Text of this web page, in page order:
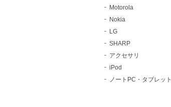
Motorola
Nokia
LG
SHARP
アクセサリ
iPod
ノートPC・タブレット